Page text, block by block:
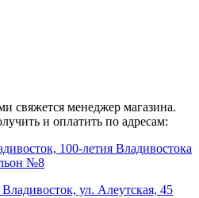
свяжется менеджер магазина.
и оплатить по адресам:
100-летия Владивостока
№8
ул. Алеутская, 45